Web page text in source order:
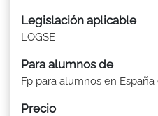
Legislación aplicable
LOGSE
Para alumnos de
Fp para alumnos en España
Precio